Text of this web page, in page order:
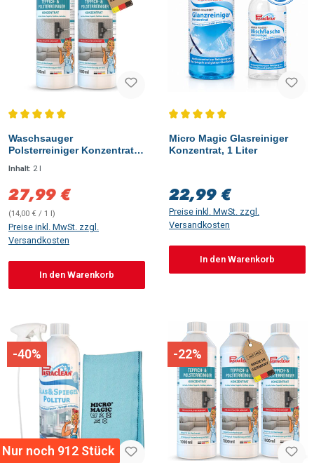
Waschsauger
Polsterreiniger Konzentrat
Inhalt: 2 l
Verkaufspreis:
27,99 €
(14,00 € / 1 l)
Preise inkl. MwSt. zzgl.
Versandkosten
In den Warenkorb
Micro Magic Glasreiniger
Konzentrat, 1 Liter
Regulärer Preis:
22,99 €
Preise inkl. MwSt. zzgl.
Versandkosten
In den Warenkorb
-40%
Nur noch 912 Stück
-22%